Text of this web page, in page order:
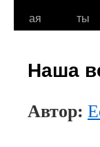
ая
ты
Наша
Автор: